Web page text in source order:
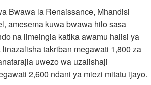
Bwawa la Renaissance, Mhandisi
amesema kuwa bwawa hilo sasa
na limeingia katika awamu halisi ya
takriban megawati 1,800 za
uwezo wa uzalishaji
2,600 ndani ya miezi mitatu ijayo.